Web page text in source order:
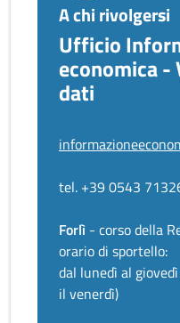
A chi rivolgersi
Ufficio
economica -
dati
tel. +39 0543
Forlì - corso della
orario di sportello:
dal lunedì al
il venerdì)